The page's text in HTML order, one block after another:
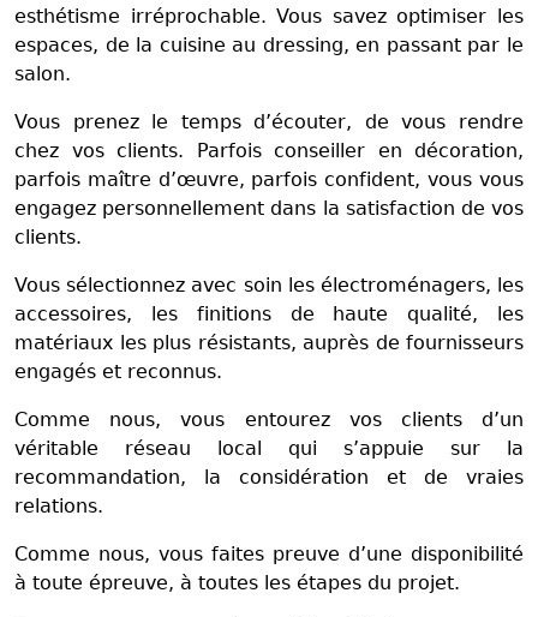
esthétisme irréprochable. Vous savez optimiser les
espaces, de la cuisine au dressing, en passant par le
salon.
Vous prenez le temps d’écouter, de vous rendre
chez vos clients. Parfois conseiller en décoration,
parfois maître d’œuvre, parfois confident, vous vous
engagez personnellement dans la satisfaction de vos
clients.
Vous sélectionnez avec soin les électroménagers, les
accessoires, les finitions de haute qualité, les
matériaux les plus résistants, auprès de fournisseurs
engagés et reconnus.
Comme nous, vous entourez vos clients d’un
véritable réseau local qui s’appuie sur la
recommandation, la considération et de vraies
relations.
Comme nous, vous faites preuve d’une disponibilité
à toute épreuve, à toutes les étapes du projet.